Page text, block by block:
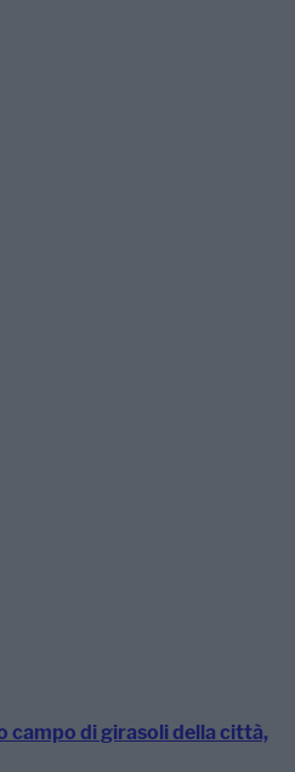
campo di girasoli della città,